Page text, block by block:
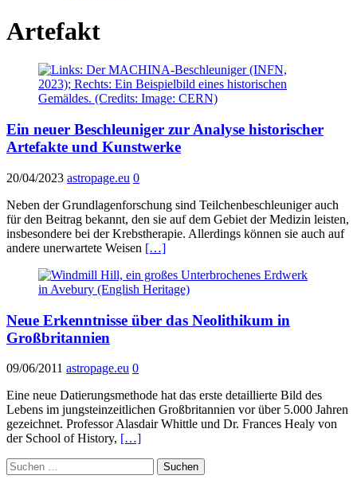
Artefakt
Ein neuer Beschleuniger zur Analyse historischer
Artefakte und Kunstwerke
20/04/2023 astropage.eu 0
Neben der Grundlagenforschung sind Teilchenbeschleuniger auch
für den Beitrag bekannt, den sie auf dem Gebiet der Medizin leisten,
insbesondere bei der Krebstherapie. Allerdings können sie auch auf
andere unerwartete Weisen […]
Neue Erkenntnisse über das Neolithikum in
Großbritannien
09/06/2011 astropage.eu 0
Eine neue Datierungsmethode hat das erste detaillierte Bild des
Lebens im jungsteinzeitlichen Großbritannien vor über 5.000 Jahren
gezeichnet. Professor Alasdair Whittle und Dr. Frances Healy von
der School of History, […]
Suchen
nach: